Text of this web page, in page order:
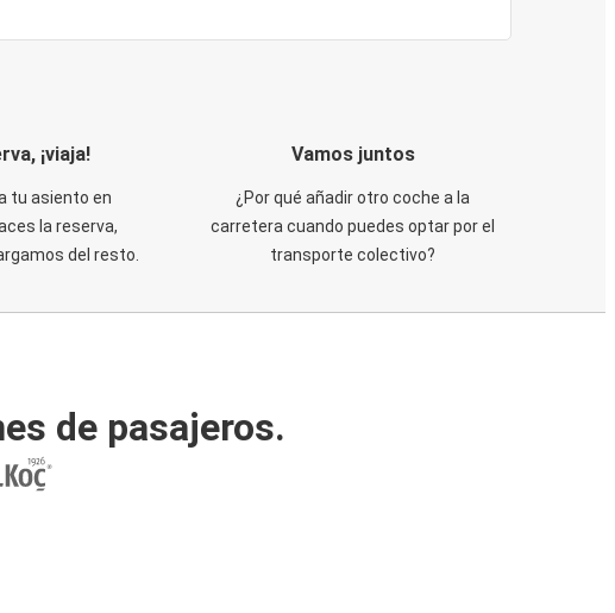
¡viaja!
tu asiento en
la reserva,
del resto.
Vamos juntos
¿Por qué añadir otro coche a la
carretera cuando puedes optar por el
transporte colectivo?
de pasajeros.